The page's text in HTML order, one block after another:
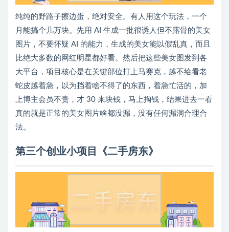
纯纯的野路子擦边蛋，绝对安全。有人用这个玩法，一个
月能搞个几万块。先用 AI 生成一批很诱人但不露骨的美女
图片，不要怀疑 AI 的能力，生成的美女能以假乱真，而且
比绝大多数的网红明星都好看。然后把这些美女图发到各
大平台，项目核心是在关键部位打上马赛克，越不给看老
蛇皮越着急，以为挡着啥不得了的东西，着急忙活的，加
上博主会员不贵，才 30 来块钱，马上掏钱，结果进去一看
真的就是正常的美女图片啥都没漏，没有任何漏洞合理合
法。
第三个创业小项目《二手房东》